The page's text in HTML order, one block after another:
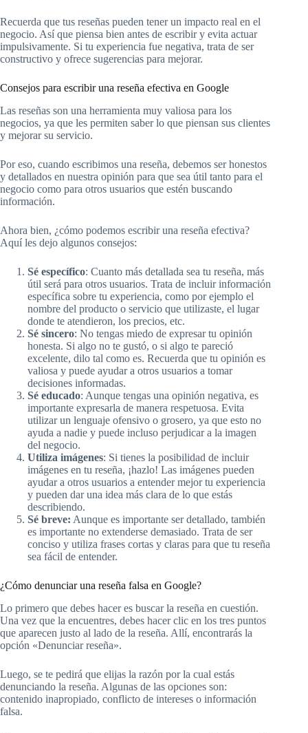
Recuerda que tus reseñas pueden tener un impacto real en el
negocio. Así que piensa bien antes de escribir y evita actuar
impulsivamente. Si tu experiencia fue negativa, trata de ser
constructivo y ofrece sugerencias para mejorar.
Consejos para escribir una reseña efectiva en Google
Las reseñas son una herramienta muy valiosa para los
negocios, ya que les permiten saber lo que piensan sus clientes
y mejorar su servicio.
Por eso, cuando escribimos una reseña, debemos ser honestos
y detallados en nuestra opinión para que sea útil tanto para el
negocio como para otros usuarios que estén buscando
información.
Ahora bien, ¿cómo podemos escribir una reseña efectiva?
Aquí les dejo algunos consejos:
Sé específico: Cuanto más detallada sea tu reseña, más
útil será para otros usuarios. Trata de incluir información
específica sobre tu experiencia, como por ejemplo el
nombre del producto o servicio que utilizaste, el lugar
donde te atendieron, los precios, etc.
Sé sincero: No tengas miedo de expresar tu opinión
honesta. Si algo no te gustó, o si algo te pareció
excelente, dilo tal como es. Recuerda que tu opinión es
valiosa y puede ayudar a otros usuarios a tomar
decisiones informadas.
Sé educado: Aunque tengas una opinión negativa, es
importante expresarla de manera respetuosa. Evita
utilizar un lenguaje ofensivo o grosero, ya que esto no
ayuda a nadie y puede incluso perjudicar a la imagen
del negocio.
Utiliza imágenes: Si tienes la posibilidad de incluir
imágenes en tu reseña, ¡hazlo! Las imágenes pueden
ayudar a otros usuarios a entender mejor tu experiencia
y pueden dar una idea más clara de lo que estás
describiendo.
Sé breve: Aunque es importante ser detallado, también
es importante no extenderse demasiado. Trata de ser
conciso y utiliza frases cortas y claras para que tu reseña
sea fácil de entender.
¿Cómo denunciar una reseña falsa en Google?
Lo primero que debes hacer es buscar la reseña en cuestión.
Una vez que la encuentres, debes hacer clic en los tres puntos
que aparecen justo al lado de la reseña. Allí, encontrarás la
opción «Denunciar reseña».
Luego, se te pedirá que elijas la razón por la cual estás
denunciando la reseña. Algunas de las opciones son:
contenido inapropiado, conflicto de intereses o información
falsa.